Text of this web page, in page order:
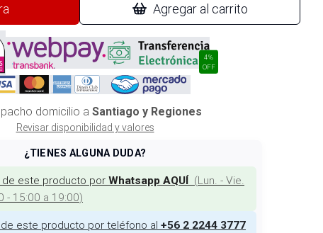
Agregar al carrito
4%
OFF
domicilio a Santiago y Regiones
Revisar disponibilidad y valores
¿TIENES ALGUNA DUDA?
de este producto por Whatsapp AQUÍ (Lun. - Vie.
- 15:00 a 19:00)
este producto por teléfono al +56 2 2244 3777